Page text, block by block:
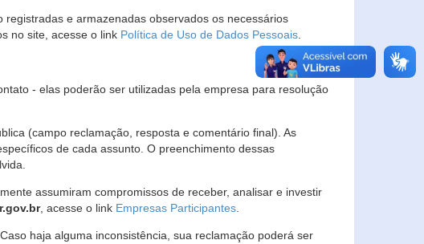
e armazenadas observados os necessários
no site, acesse o link Política de Uso de Dados Pessoais
- elas poderão ser utilizadas pela empresa para resolução
(campo reclamação, resposta e comentário final). As
de cada assunto. O preenchimento dessas
assumiram compromissos de receber, analisar e investir
, acesse o link Empresas Participantes
haja alguma inconsistência, sua reclamação poderá ser